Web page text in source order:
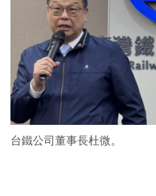
台鐵公司董事長杜微。